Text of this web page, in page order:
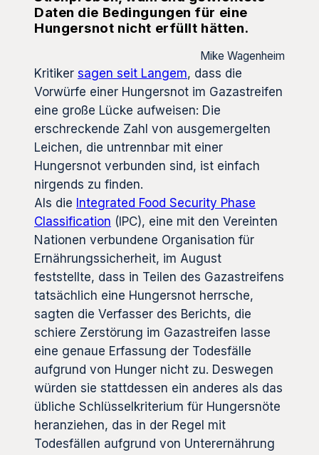
Daten die Bedingungen für eine
Hungersnot nicht erfüllt hätten.
Mike Wagenheim
Kritiker sagen seit Langem, dass die
Vorwürfe einer Hungersnot im Gazastreifen
eine große Lücke aufweisen: Die
erschreckende Zahl von ausgemergelten
Leichen, die untrennbar mit einer
Hungersnot verbunden sind, ist einfach
nirgends zu finden.
Als die Integrated Food Security Phase
Classification (IPC), eine mit den Vereinten
Nationen verbundene Organisation für
Ernährungssicherheit, im August
feststellte, dass in Teilen des Gazastreifens
tatsächlich eine Hungersnot herrsche,
sagten die Verfasser des Berichts, die
schiere Zerstörung im Gazastreifen lasse
eine genaue Erfassung der Todesfälle
aufgrund von Hunger nicht zu. Deswegen
würden sie stattdessen ein anderes als das
übliche Schlüsselkriterium für Hungersnöte
heranziehen, das in der Regel mit
Todesfällen aufgrund von Unterernährung